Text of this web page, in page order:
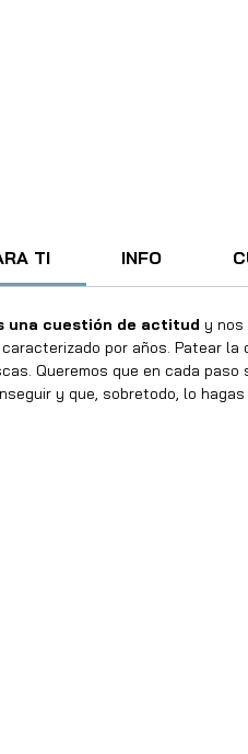
TI INFO
una cuestión de actitud y nos
por años. Patear
Queremos que en cada
y que, sobretodo, lo